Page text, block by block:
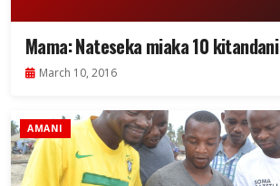
Mama: Nateseka miaka 10 kitandani
March 10, 2016
AMANI